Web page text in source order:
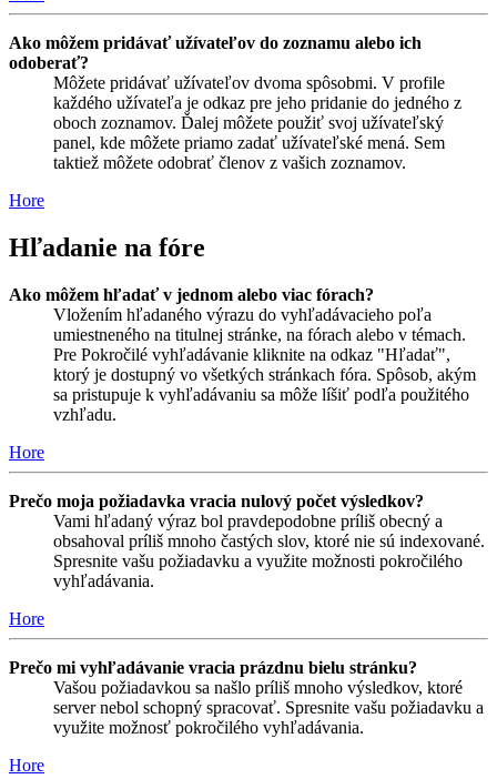
Ako môžem pridávať užívateľov do zoznamu alebo ich
odoberať?
Môžete pridávať užívateľov dvoma spôsobmi. V profile
každého užívateľa je odkaz pre jeho pridanie do jedného z
oboch zoznamov. Ďalej môžete použiť svoj užívateľský
panel, kde môžete priamo zadať užívateľské mená. Sem
taktiež môžete odobrať členov z vašich zoznamov.
Hore
Hľadanie na fóre
Ako môžem hľadať v jednom alebo viac fórach?
Vložením hľadaného výrazu do vyhľadávacieho poľa
umiestneného na titulnej stránke, na fórach alebo v témach.
Pre Pokročilé vyhľadávanie kliknite na odkaz "Hľadať",
ktorý je dostupný vo všetkých stránkach fóra. Spôsob, akým
sa pristupuje k vyhľadávaniu sa môže líšiť podľa použitého
vzhľadu.
Hore
Prečo moja požiadavka vracia nulový počet výsledkov?
Vami hľadaný výraz bol pravdepodobne príliš obecný a
obsahoval príliš mnoho častých slov, ktoré nie sú indexované.
Spresnite vašu požiadavku a využite možnosti pokročilého
vyhľadávania.
Hore
Prečo mi vyhľadávanie vracia prázdnu bielu stránku?
Vašou požiadavkou sa našlo príliš mnoho výsledkov, ktoré
server nebol schopný spracovať. Spresnite vašu požiadavku a
využite možnosť pokročilého vyhľadávania.
Hore